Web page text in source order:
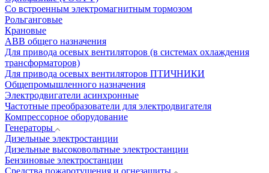
Со встроенным электромагнитным тормозом
Рольганговые
Крановые
АВВ общего назначения
Для привода осевых вентиляторов (в системах охлаждения
трансформаторов)
Для привода осевых вентиляторов ПТИЧНИКИ
Общепромышленного назначения
Электродвигатели асинхронные
Частотные преобразователи для электродвигателя
Компрессорное оборудование
Генераторы
Дизельные электростанции
Дизельные высоковольтные электростанции
Бензиновые электростанции
Средства пожаротушения и огнезащиты